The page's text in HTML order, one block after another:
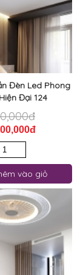
Đèn Led Phong
Đại 124
vào giỏ